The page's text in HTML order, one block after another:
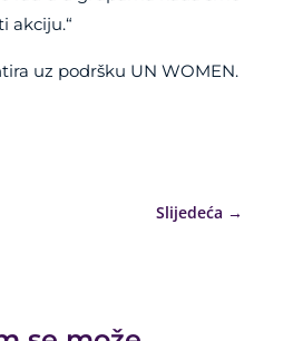
akciju.“
uz podršku UN WOMEN.
Slijedeća →